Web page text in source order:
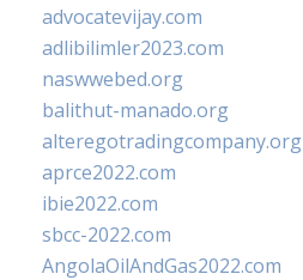
advocatevijay.com
adlibilimler2023.com
naswwebed.org
balithut-manado.org
alteregotradingcompany.org
aprce2022.com
ibie2022.com
sbcc-2022.com
AngolaOilAndGas2022.com